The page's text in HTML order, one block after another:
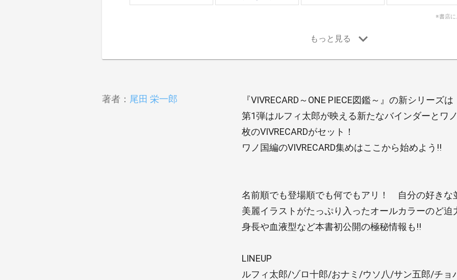
※書店に
著者： 尾田 栄一郎
『VIVRECARD～ONE PIECE図鑑～』の新シリーズ
第1弾はルフィ太郎が映える新たなバインダーとワ
枚のVIVRECARDがセット！
ワノ国編のVIVRECARD集めはここから始めよう!!
名前順でも登場順でも何でもアリ！ 自分の好きな
美麗イラストがたっぷり入ったオールカラーのど迫
身長や血液型など本書初公開の極秘情報も!!
LINEUP
ルフィ太郎/ゾロ十郎/おナミ/ウソ八/サン五郎/チ